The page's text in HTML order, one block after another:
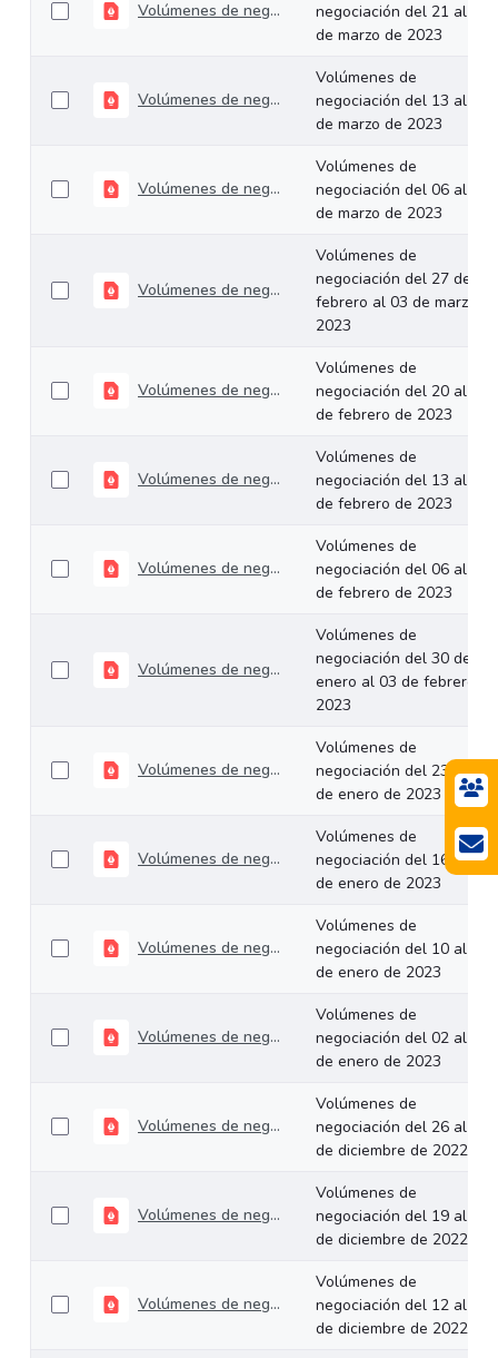
Volúmenes de negociación del 21 al 24 de marzo de 2023
negociación del 21 al 24
de marzo de 2023
Volúmenes de negociación del 13 al 17 de marzo de 2023
Volúmenes de
negociación del 13 al 17
de marzo de 2023
Volúmenes de negociación del 06 al 10 de marzo de 2023
Volúmenes de
negociación del 06 al 10
de marzo de 2023
Volúmenes de negociación del 27 de febrero al 03 de marzo de 2023
Volúmenes de
negociación del 27 de
febrero al 03 de marzo de
2023
Volúmenes de negociación del 20 al 24 de febrero de 2023
Volúmenes de
negociación del 20 al 24
de febrero de 2023
Volúmenes de negociación del 13 al 17 de febrero de 2023
Volúmenes de
negociación del 13 al 17
de febrero de 2023
Volúmenes de negociación del 06 al 10 de febrero de 2023
Volúmenes de
negociación del 06 al 10
de febrero de 2023
Volúmenes de negociación del 30 de enero al 03 de febrero de 2023
Volúmenes de
negociación del 30 de
enero al 03 de febrero de
2023
Volúmenes de negociación del 23 al 27 de enero de 2023
Volúmenes de
negociación del 23 al 27
de enero de 2023
Volúmenes de negociación del 16 al 20 de enero de 2023
Volúmenes de
negociación del 16 al 20
de enero de 2023
Volúmenes de negociación del 10 al 13 de enero de 2023
Volúmenes de
negociación del 10 al 13
de enero de 2023
Volúmenes de negociación del 02 al 06 de enero de 2023
Volúmenes de
negociación del 02 al 06
de enero de 2023
Volúmenes de negociación del 26 al 29 de diciembre de 2022
Volúmenes de
negociación del 26 al 29
de diciembre de 2022
Volúmenes de negociación del 19 al 23 de diciembre de 2022
Volúmenes de
negociación del 19 al 23
de diciembre de 2022
Volúmenes de negociación del 12 al 16 de diciembre de 2022
Volúmenes de
negociación del 12 al 16
de diciembre de 2022